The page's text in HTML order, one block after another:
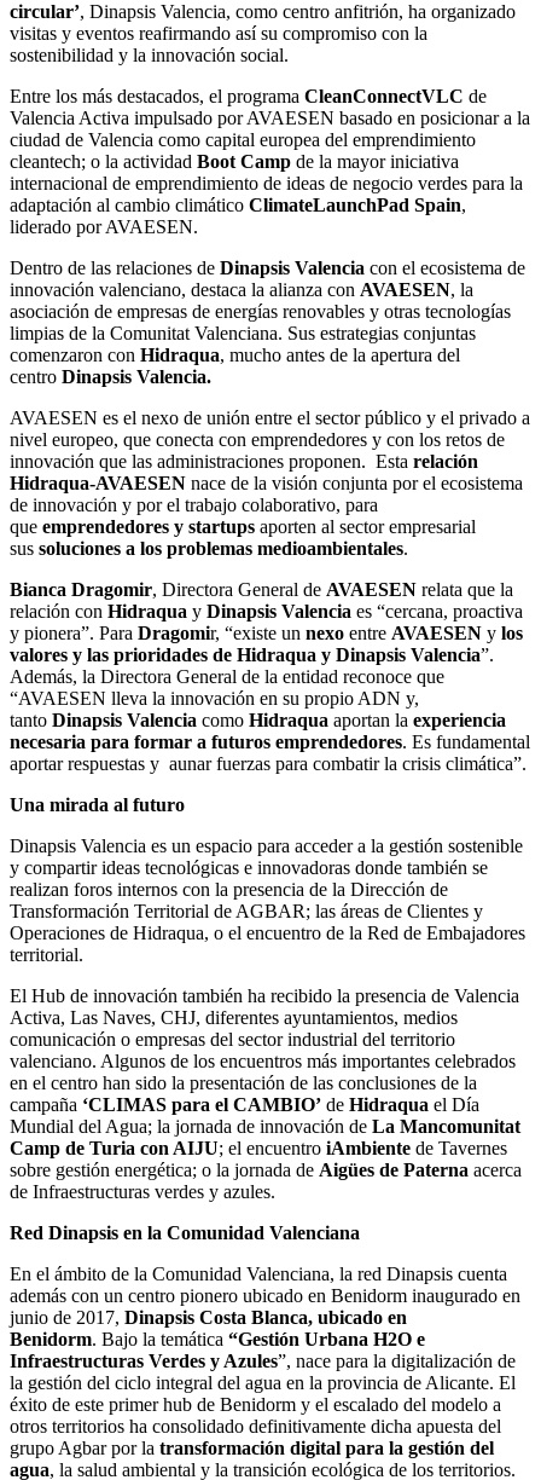
circular’, Dinapsis Valencia, como centro anfitrión, ha organizado
visitas y eventos reafirmando así su compromiso con la
sostenibilidad y la innovación social.
Entre los más destacados, el programa CleanConnectVLC de
Valencia Activa impulsado por AVAESEN basado en posicionar a la
ciudad de Valencia como capital europea del emprendimiento
cleantech; o la actividad Boot Camp de la mayor iniciativa
internacional de emprendimiento de ideas de negocio verdes para la
adaptación al cambio climático ClimateLaunchPad Spain,
liderado por AVAESEN.
Dentro de las relaciones de Dinapsis Valencia con el ecosistema de
innovación valenciano, destaca la alianza con AVAESEN, la
asociación de empresas de energías renovables y otras tecnologías
limpias de la Comunitat Valenciana. Sus estrategias conjuntas
comenzaron con Hidraqua, mucho antes de la apertura del
centro Dinapsis Valencia.
AVAESEN es el nexo de unión entre el sector público y el privado a
nivel europeo, que conecta con emprendedores y con los retos de
innovación que las administraciones proponen. Esta relación
Hidraqua-AVAESEN nace de la visión conjunta por el ecosistema
de innovación y por el trabajo colaborativo, para
que emprendedores y startups aporten al sector empresarial
sus soluciones a los problemas medioambientales.
Bianca Dragomir, Directora General de AVAESEN relata que la
relación con Hidraqua y Dinapsis Valencia es “cercana, proactiva
y pionera”. Para Dragomir, “existe un nexo entre AVAESEN y los
valores y las prioridades de Hidraqua y Dinapsis Valencia”.
Además, la Directora General de la entidad reconoce que
“AVAESEN lleva la innovación en su propio ADN y,
tanto Dinapsis Valencia como Hidraqua aportan la experiencia
necesaria para formar a futuros emprendedores. Es fundamental
aportar respuestas y aunar fuerzas para combatir la crisis climática”.
Una mirada al futuro
Dinapsis Valencia es un espacio para acceder a la gestión sostenible
y compartir ideas tecnológicas e innovadoras donde también se
realizan foros internos con la presencia de la Dirección de
Transformación Territorial de AGBAR; las áreas de Clientes y
Operaciones de Hidraqua, o el encuentro de la Red de Embajadores
territorial.
El Hub de innovación también ha recibido la presencia de Valencia
Activa, Las Naves, CHJ, diferentes ayuntamientos, medios
comunicación o empresas del sector industrial del territorio
valenciano. Algunos de los encuentros más importantes celebrados
en el centro han sido la presentación de las conclusiones de la
campaña ‘CLIMAS para el CAMBIO’ de Hidraqua el Día
Mundial del Agua; la jornada de innovación de La Mancomunitat
Camp de Turia con AIJU; el encuentro iAmbiente de Tavernes
sobre gestión energética; o la jornada de Aigües de Paterna acerca
de Infraestructuras verdes y azules.
Red Dinapsis en la Comunidad Valenciana
En el ámbito de la Comunidad Valenciana, la red Dinapsis cuenta
además con un centro pionero ubicado en Benidorm inaugurado en
junio de 2017, Dinapsis Costa Blanca, ubicado en
Benidorm. Bajo la temática “Gestión Urbana H2O e
Infraestructuras Verdes y Azules”, nace para la digitalización de
la gestión del ciclo integral del agua en la provincia de Alicante. El
éxito de este primer hub de Benidorm y el escalado del modelo a
otros territorios ha consolidado definitivamente dicha apuesta del
grupo Agbar por la transformación digital para la gestión del
agua, la salud ambiental y la transición ecológica de los territorios.